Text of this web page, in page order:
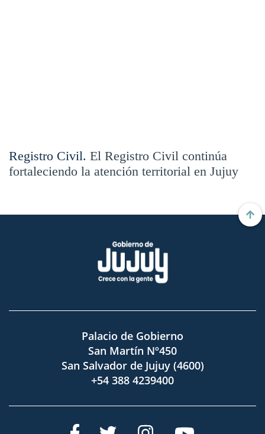
Registro Civil. El Registro Civil continúa
fortaleciendo la atención territorial en Jujuy
Palacio de Gobierno
San Martín Nº450
San Salvador de Jujuy (4600)
+54 388 4239400